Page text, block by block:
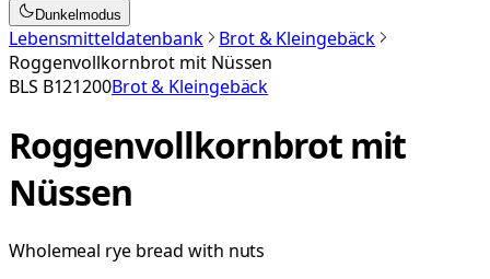
Dunkelmodus
Lebensmitteldatenbank
Brot & Kleingebäck
Roggenvollkornbrot mit Nüssen
BLS B121200Brot & Kleingebäck
Roggenvollkornbrot mit
Nüssen
Wholemeal rye bread with nuts